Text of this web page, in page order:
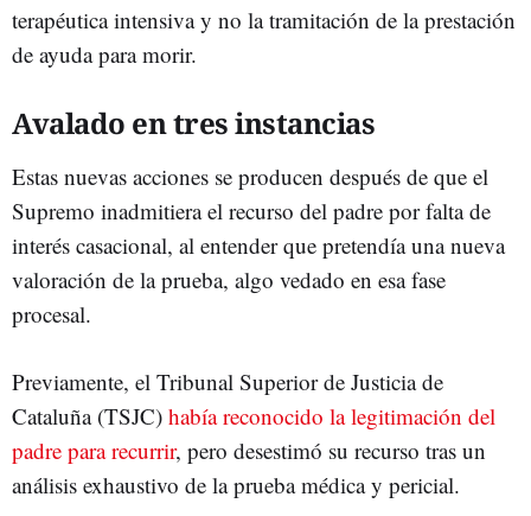
terapéutica intensiva y no la tramitación de la prestación
de ayuda para morir.
Avalado en tres instancias
Estas nuevas acciones se producen después de que el
Supremo inadmitiera el recurso del padre por falta de
interés casacional, al entender que pretendía una nueva
valoración de la prueba, algo vedado en esa fase
procesal.
Previamente, el Tribunal Superior de Justicia de
Cataluña (TSJC) había reconocido la legitimación del
padre para recurrir, pero desestimó su recurso tras un
análisis exhaustivo de la prueba médica y pericial.